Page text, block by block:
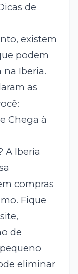
de
existem
podem
Iberia.
as
Chega à
A Iberia
compras
Fique
de
eliminar